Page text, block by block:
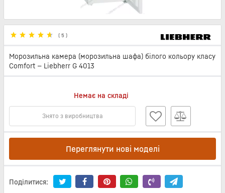
( 5 )
Морозильна камера (морозильна шафа) білого кольору класу
Comfort — Liebherr G 4013
Немає на складі
Знято з виробництва
Переглянути нові моделі
Поділитися: